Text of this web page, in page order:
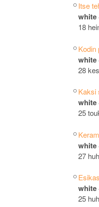
Itse
white
18
Kodin
white
28
Kaksi
white
25
white
27
white
25